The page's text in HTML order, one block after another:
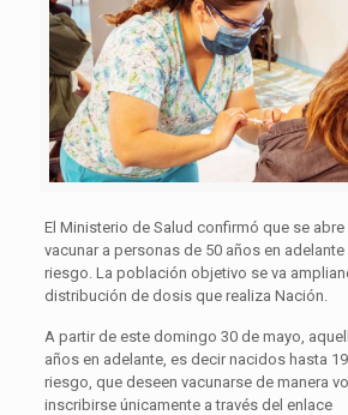
El Ministerio de Salud confirmó que se
vacunar a personas de 50 años en
riesgo. La población objetivo se va
distribución de dosis que realiza Nación.
A partir de este domingo 30 de mayo,
años en adelante, es decir nacidos hasta
riesgo, que deseen vacunarse de manera
inscribirse únicamente a través del enlace